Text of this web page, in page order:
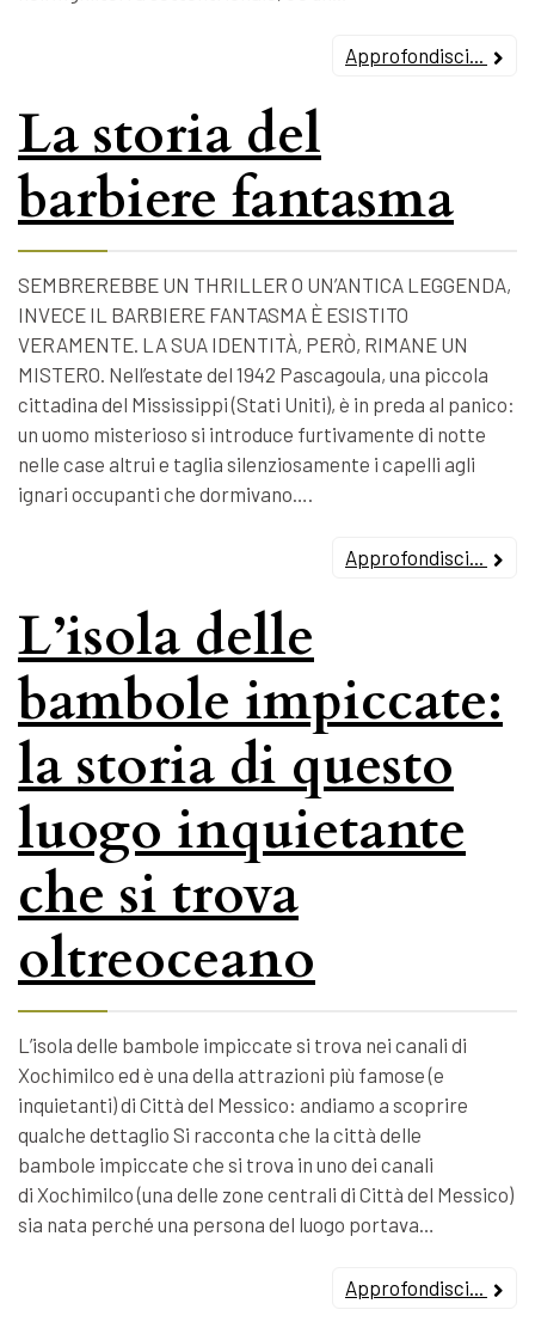
Approfondisci...
La storia del
barbiere fantasma
SEMBREREBBE UN THRILLER O UN’ANTICA LEGGENDA,
INVECE IL BARBIERE FANTASMA È ESISTITO
VERAMENTE. LA SUA IDENTITÀ, PERÒ, RIMANE UN
MISTERO. Nell’estate del 1942 Pascagoula, una piccola
cittadina del Mississippi (Stati Uniti), è in preda al panico:
un uomo misterioso si introduce furtivamente di notte
nelle case altrui e taglia silenziosamente i capelli agli
ignari occupanti che dormivano….
Approfondisci...
L’isola delle
bambole impiccate:
la storia di questo
luogo inquietante
che si trova
oltreoceano
L’isola delle bambole impiccate si trova nei canali di
Xochimilco ed è una della attrazioni più famose (e
inquietanti) di Città del Messico: andiamo a scoprire
qualche dettaglio Si racconta che la città delle
bambole impiccate che si trova in uno dei canali
di Xochimilco (una delle zone centrali di Città del Messico)
sia nata perché una persona del luogo portava…
Approfondisci...